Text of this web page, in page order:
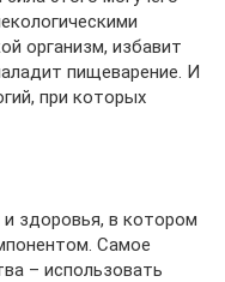
организм, избавит
пищеварение. И
при которых
здоровья, в котором
Самое
– использовать